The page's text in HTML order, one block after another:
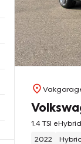
2022